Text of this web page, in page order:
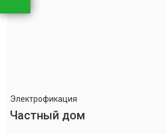
Электрофикация
Частный дом